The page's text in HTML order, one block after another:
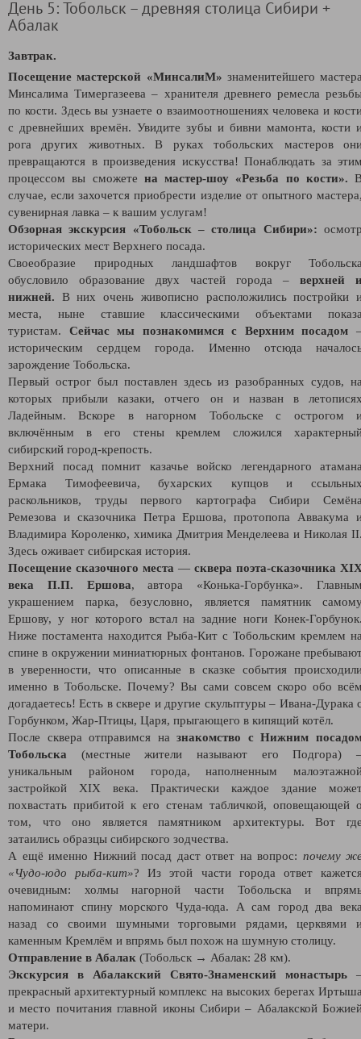
День 5: Тобольск – древняя столица Сибири +
Абалак
Завтрак.
Посещение мастерской «МинсалиМ» знаменитейшего
Минсалима Тимергазеева – хранителя древнего ремесла
по кости. Здесь вы узнаете о взаимоотношениях человека и
с древнейших времён. Увидите зубы и бивни мамонта, кости
рога других животных. В руках тобольских мастеров
превращаются в произведения искусства! Понаблюдать за
процессом вы сможете на мастер-шоу «Резьба по кости».
случае, если захочется приобрести изделие от опытного
сувенирная лавка – к вашим услугам!
Обзорная экскурсия «Тобольск – столица Сибири»:
исторических мест Верхнего посада.
Своеобразие природных ландшафтов вокруг
обусловило образование двух частей города – верхней
нижней. В них очень живописно расположились постройки
места, ныне ставшие классическими объектами
туристам. Сейчас мы познакомимся с Верхним посадом
историческим сердцем города. Именно отсюда
зарождение Тобольска.
Первый острог был поставлен здесь из разобранных судов,
которых прибыли казаки, отчего он и назван в
Ладейным. Вскоре в нагорном Тобольске с острогом
включённым в его стены кремлем сложился
сибирский город-крепость.
Верхний посад помнит казачье войско легендарного
Ермака Тимофеевича, бухарских купцов и
раскольников, труды первого картографа Сибири
Ремезова и сказочника Петра Ершова, протопопа Аввакума
Владимира Короленко, химика Дмитрия Менделеева и Николая
Здесь оживает сибирская история.
Посещение сказочного места — сквера поэта-сказочника
века П.П. Ершова, автора «Конька-Горбунка».
украшением парка, безусловно, является памятник
Ершову, у ног которого встал на задние ноги Конек-
Ниже постамента находится Рыба-Кит с Тобольским кремлем
спине в окружении миниатюрных фонтанов. Горожане
в уверенности, что описанные в сказке события
именно в Тобольске. Почему? Вы сами совсем скоро обо
догадаетесь! Есть в сквере и другие скульптуры – Ивана-Дурака
Горбунком, Жар-Птицы, Царя, прыгающего в кипящий котёл.
После сквера отправимся назнакомство с Нижним
Тобольска (местные жители называют его Подгора)
уникальным районом города, наполненным
застройкой XIX века. Практически каждое здание
похвастать прибитой к его стенам табличкой, оповещающей
том, что оно является памятником архитектуры. Вот
затаились образцы сибирского зодчества.
А ещё именно Нижний посад даст ответ на вопрос: почему
«Чудо-юдо рыба-кит»? Из этой части города ответ
очевидным: холмы нагорной части Тобольска и
напоминают спину морского Чуда-юда. А сам город два
назад со своими шумными торговыми рядами, церквями
каменным Кремлём и впрямь был похож на шумную столицу.
Отправление в Абалак (Тобольск → Абалак: 28 км).
Экскурсия в Абалакский Свято-Знаменский монастырь
прекрасный архитектурный комплекс на высоких берегах
и место почитания главной иконы Сибири – Абалакской
матери.